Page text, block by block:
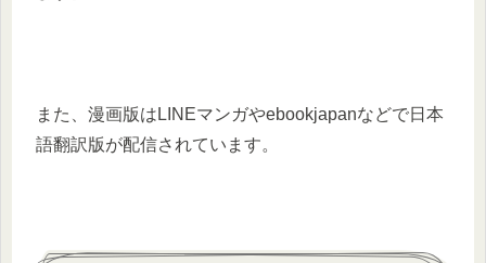
また、漫画版はLINEマンガやebookjapanなどで日本
語翻訳版が配信されています。